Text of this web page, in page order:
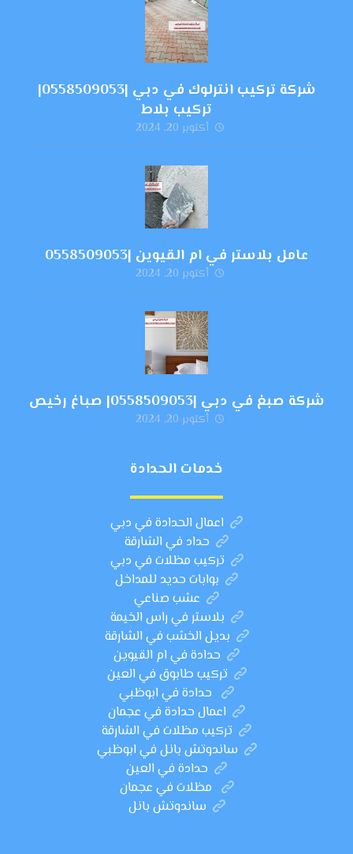
شركة تركيب انترلوك في دبي |0558509053|
تركيب بلاط
أكتوبر 20, 2024
عامل بلاستر في ام القيوين |0558509053
أكتوبر 20, 2024
شركة صبغ في دبي |0558509053| صباغ رخيص
أكتوبر 20, 2024
خدمات الحدادة
اعمال الحدادة في دبي
حداد في الشارقة
تركيب مظلات في دبي
بوابات حديد للمداخل
عشب صناعي
بلاستر في راس الخيمة
بديل الخشب في الشارقة
حدادة في ام القيوين
تركيب طابوق في العين
حدادة في ابوظبي
اعمال حدادة في عجمان
تركيب مظلات في الشارقة
ساندوتش بانل في ابوظبي
حدادة في العين
مظلات في عجمان
ساندوتش بانل